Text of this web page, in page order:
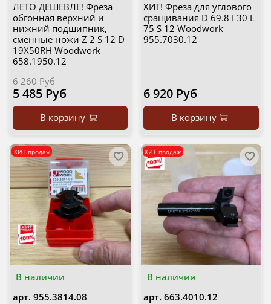
ЛЕТО ДЕШЕВЛЕ! Фреза
обгонная верхний и
нижний подшипник,
сменные ножи Z 2 S 12 D
19X50RH Woodwork
658.1950.12
6 260 Руб
5 485 Руб
В корзину
ХИТ! Фреза для углового
сращивания D 69.8 I 30 L
75 S 12 Woodwork
955.7030.12
6 920 Руб
В корзину
В наличии
ХИТ продаж
арт. 955.3814.08
В наличии
ХИТ продаж
арт. 663.4010.12